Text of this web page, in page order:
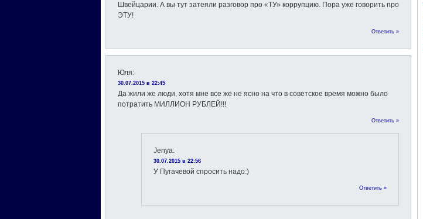
Швейцарии. А вы тут затеяли разговор про «ТУ» коррупцию. Пора уже говорить про
ЭТУ!
Ответить »
Юля:
30.07.2015 в 22:45
Да жили же люди, хотя мне все же не ясно на что в советское время можно было
потратить МИЛЛИОН РУБЛЕЙ!!!
Ответить »
Jenya:
30.07.2015 в 22:56
У Пугачевой спросить надо:)
Ответить »